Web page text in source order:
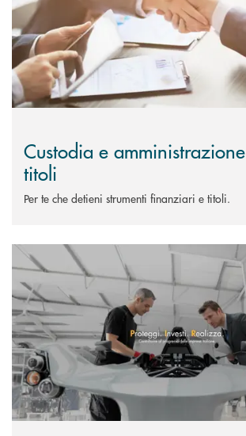
Custodia e amministrazione
titoli
Per te che detieni strumenti finanziari e titoli.
Scopri di più Soluzioni di investimento PIR